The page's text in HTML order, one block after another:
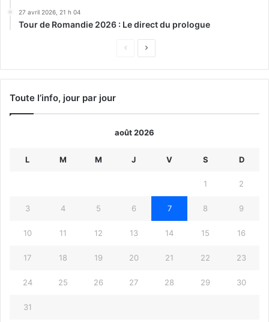
27 avril 2026, 21 h 04
Tour de Romandie 2026 : Le direct du prologue
Page
Page
Toute l’info, jour par jour
août 2026
L M M J V S D
1 2
3 4 5 6 7 8 9
10 11 12 13 14 15 16
17 18 19 20 21 22 23
24 25 26 27 28 29 30
31